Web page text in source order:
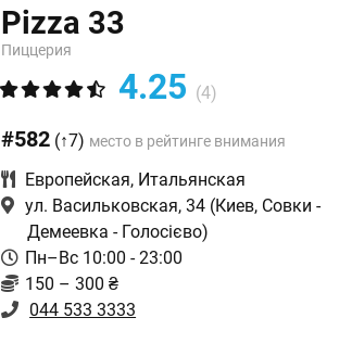
Pizza 33
Пиццерия
4.25 (4)
#582 (↑7) место в рейтинге внимания
Европейская, Итальянская
ул. Васильковская, 34 (Киев, Совки -
Демеевка - Голосієво)
Пн–Вс 10:00 - 23:00
150 – 300 ₴
044 533 3333